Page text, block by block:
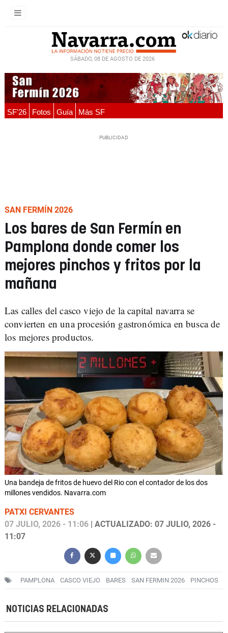
SÁBADO, 08 DE AGOSTO DE 2026
SF'26 Fotos Guía Más SF
SAN FERMÍN 2026
Los bares de San Fermín en
Pamplona donde comer los
mejores pinchos y fritos por la
mañana
Las calles del casco viejo de la capital navarra se
convierten en una procesión gastronómica en busca de
los mejores productos.
Una bandeja de fritos de huevo del Rio con el contador de los dos
millones vendidos. Navarra.com
PATXI CERVANTES
07 JULIO, 2026 - 11:06 | ACTUALIZADO: 07 JULIO, 2026 -
11:07
PAMPLONA CASCO VIEJO BARES SAN FERMIN 2026 PINCHOS
NOTICIAS RELACIONADAS